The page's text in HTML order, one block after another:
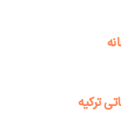
ترکیه